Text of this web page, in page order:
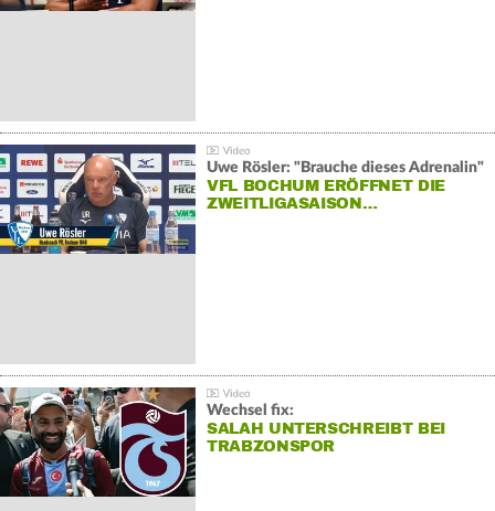
Uwe Rösler: "Brauche dieses Adrenalin"
VFL BOCHUM ERÖFFNET DIE
ZWEITLIGASAISON…
Wechsel fix:
SALAH UNTERSCHREIBT BEI
TRABZONSPOR